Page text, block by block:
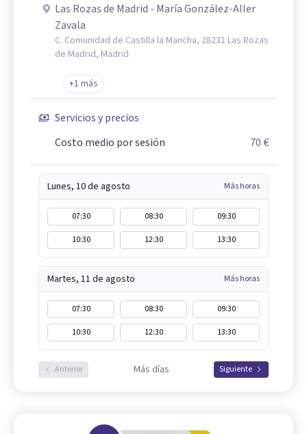
Las Rozas de Madrid - María González-Aller
Zavala
C. Comunidad de Castilla la Mancha, 28231 Las Rozas
de Madrid, Madrid
+1 más
Servicios y precios
Costo medio por sesión
70 €
Lunes, 10 de agosto Más horas
07:30 08:30
09:30
10:30
12:30 13:30
Martes, 11 de agosto Más horas
07:30 08:30
09:30
10:30
12:30 13:30
Anterior Más días Siguiente